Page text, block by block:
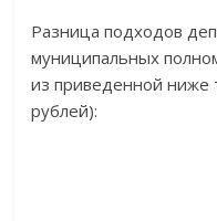
Разница подходов
муниципальных
из приведенной ниже
рублей):